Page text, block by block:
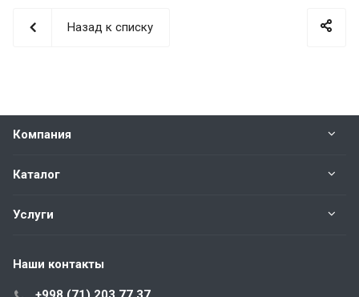
Назад к списку
Компания
Каталог
Услуги
Наши контакты